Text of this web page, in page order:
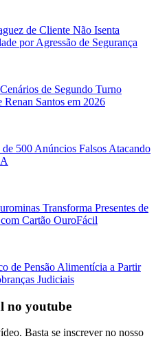
de Cliente Não Isenta
por Agressão de Segurança
de Segundo Turno
Santos em 2026
500 Anúncios Falsos Atacando
Transforma Presentes de
Cartão OuroFácil
de Pensão Alimentícia a Partir
Judiciais
no youtube
Basta se inscrever no nosso